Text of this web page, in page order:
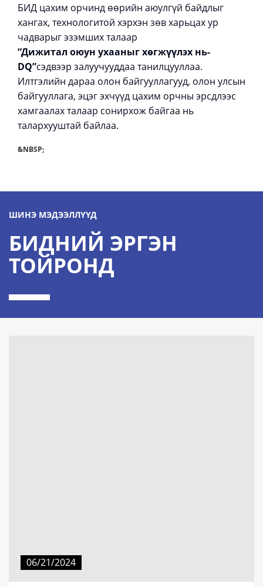
БИД цахим орчинд өөрийн аюулгүй байдлыг
хангах, технологитой хэрхэн зөв харьцах ур
чадварыг эзэмших талаар
“Дижитал оюун ухааныг хөгжүүлэх нь-
DQ”сэдвээр залуучууддаа танилцууллаа.
Илтгэлийн дараа олон байгууллагууд, олон улсын
байгууллага, эцэг эхчүүд цахим орчны эрсдлээс
хамгаалах талаар сонирхож байгаа нь
талархууштай байлаа.
&NBSP;
ШИНЭ МЭДЭЭЛЛҮҮД
БИДНИЙ ЭРГЭН
ТОЙРОНД
06/21/2024